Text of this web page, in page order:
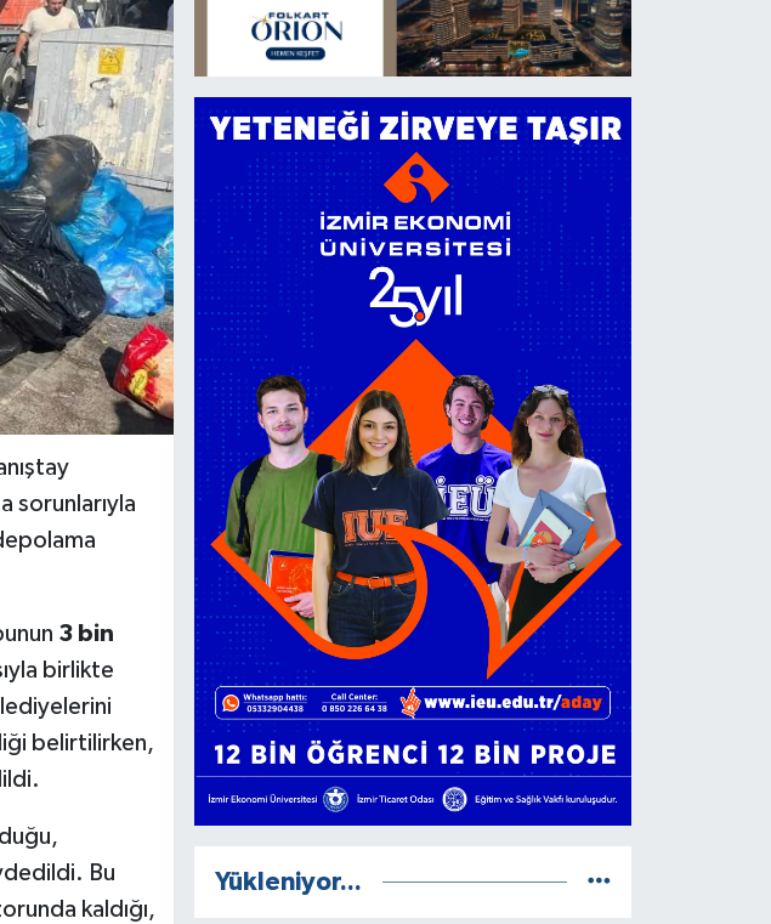
sorunlarıyla
3 bin
birlikte
belirtilirken,
Bu
kaldığı,
Yükleniyor...